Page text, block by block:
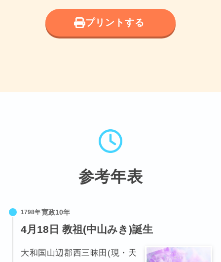
プリントする
参考年表
1798年
4月18日 教祖(中山みき)誕生
大和国山辺郡西三昧田(現・天